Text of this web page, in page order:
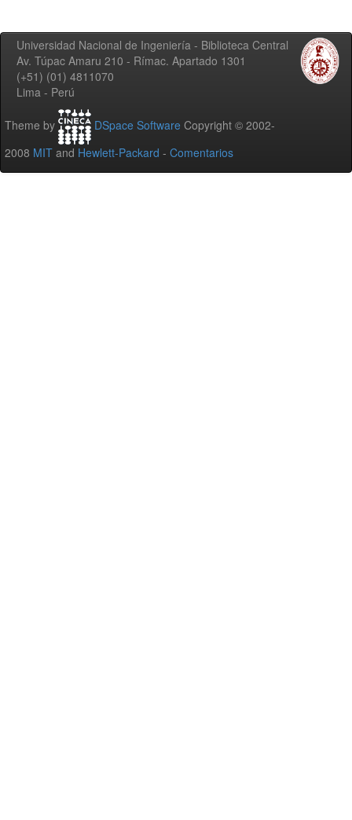
Universidad Nacional de Ingeniería - Biblioteca Central
Av. Túpac Amaru 210 - Rímac. Apartado 1301
(+51) (01) 4811070
Lima - Perú
Theme by DSpace Software Copyright © 2002-
2008 MIT and Hewlett-Packard - Comentarios